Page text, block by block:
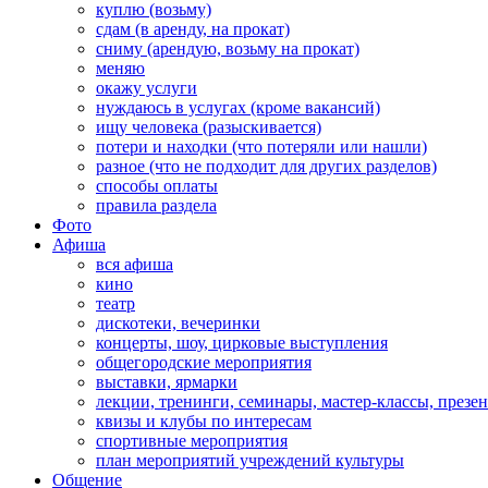
куплю (возьму)
сдам (в аренду, на прокат)
сниму (арендую, возьму на прокат)
меняю
окажу услуги
нуждаюсь в услугах (кроме вакансий)
ищу человека (разыскивается)
потери и находки (что потеряли или нашли)
разное (что не подходит для других разделов)
способы оплаты
правила раздела
Фото
Афиша
вся афиша
кино
театр
дискотеки, вечеринки
концерты, шоу, цирковые выступления
общегородские мероприятия
выставки, ярмарки
лекции, тренинги, семинары, мастер-классы,
квизы и клубы по интересам
спортивные мероприятия
план мероприятий учреждений культуры
Общение